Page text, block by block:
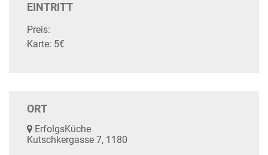
EINTRITT
Preis:
Karte: 5€
ORT
ErfolgsKüche
Kutschkergasse 7, 1180